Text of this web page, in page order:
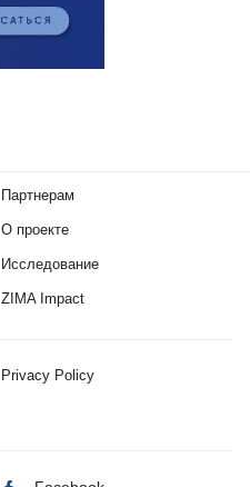
Партнерам
О проекте
Исследование
ZIMA Impact
Privacy Policy